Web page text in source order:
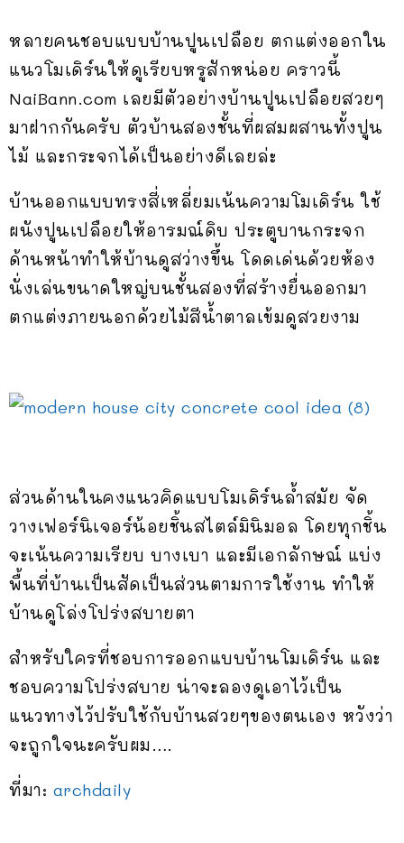
หลายคนชอบแบบบ้านปูนเปลือย ตกแต่งออกใน
แนวโมเดิร์นให้ดูเรียบหรูสักหน่อย คราวนี้
NaiBann.com เลยมีตัวอย่างบ้านปูนเปลือยสวยๆ
มาฝากกันครับ ตัวบ้านสองชั้นที่ผสมผสานทั้งปูน
ไม้ และกระจกได้เป็นอย่างดีเลยล่ะ
บ้านออกแบบทรงสี่เหลี่ยมเน้นความโมเดิร์น ใช้
ผนังปูนเปลือยให้อารมณ์ดิบ ประตูบานกระจก
ด้านหน้าทำให้บ้านดูสว่างขึ้น โดดเด่นด้วยห้อง
นั่งเล่นขนาดใหญ่บนชั้นสองที่สร้างยื่นออกมา
ตกแต่งภายนอกด้วยไม้สีน้ำตาลเข้มดูสวยงาม
ส่วนด้านในคงแนวคิดแบบโมเดิร์นล้ำสมัย จัด
วางเฟอร์นิเจอร์น้อยชิ้นสไตล์มินิมอล โดยทุกชิ้น
จะเน้นความเรียบ บางเบา และมีเอกลักษณ์ แบ่ง
พื้นที่บ้านเป็นสัดเป็นส่วนตามการใช้งาน ทำให้
บ้านดูโล่งโปร่งสบายตา
สำหรับใครที่ชอบการออกแบบบ้านโมเดิร์น และ
ชอบความโปร่งสบาย น่าจะลองดูเอาไว้เป็น
แนวทางไว้ปรับใช้กับบ้านสวยๆของตนเอง หวังว่า
จะถูกใจนะครับผม….
ที่มา: archdaily